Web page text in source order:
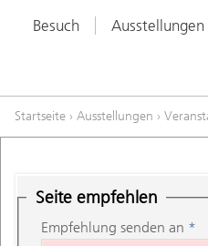
Besuch Ausstellungen
Startseite › Ausstellungen ›
Seite empfehlen
Empfehlung senden an *